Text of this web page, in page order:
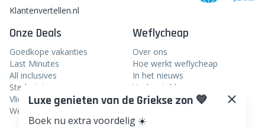
Klantenvertellen.nl
Onze Deals
Goedkope vakanties
Last Minutes
All inclusives
Stedentrips
Vliegtickets
Weekendje weg
Weflycheap
Over ons
Hoe werkt weflycheap
In het nieuws
Veelgestelde vragen
Blog
Luxe genieten van de Griekse zon 💙
Boek nu extra voordelig ☀️